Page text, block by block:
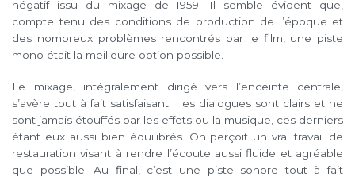
négatif issu du mixage de 1959. Il semble évident que,
compte tenu des conditions de production de l’époque et
des nombreux problèmes rencontrés par le film, une piste
mono était la meilleure option possible.
Le mixage, intégralement dirigé vers l’enceinte centrale,
s’avère tout à fait satisfaisant : les dialogues sont clairs et ne
sont jamais étouffés par les effets ou la musique, ces derniers
étant eux aussi bien équilibrés. On perçoit un vrai travail de
restauration visant à rendre l’écoute aussi fluide et agréable
que possible. Au final, c’est une piste sonore tout à fait